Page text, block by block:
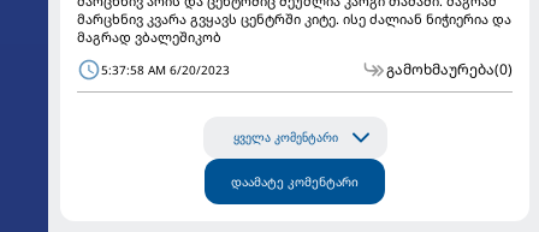
მარცხნივ კვარა გვყავს ცენტრში კიტე. ისე ძალიან ნიჭიერია და
მაგრად ვბალეშიკობ
5:37:58 AM 6/20/2023 გამოხმაურება(0)
ყველა კომენტარი
დაამატე კომენტარი